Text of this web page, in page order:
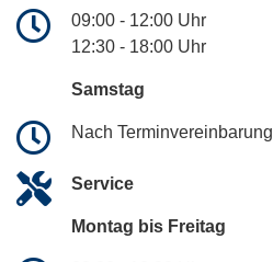
09:00 - 12:00 Uhr
12:30 - 18:00 Uhr
Samstag
Nach Terminvereinbarung
Service
Montag bis Freitag